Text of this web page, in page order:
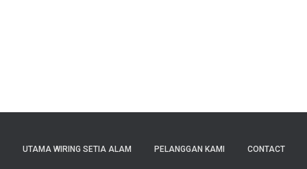
UTAMA WIRING SETIA ALAM PELANGGAN KAMI CONTACT